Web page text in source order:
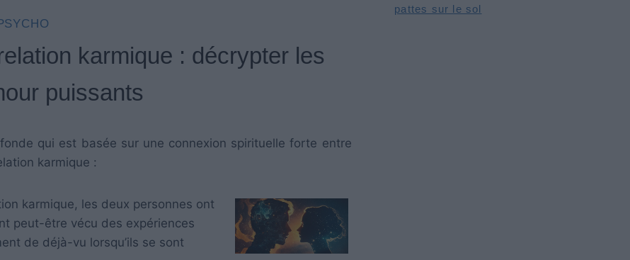
karmique : décrypter les
puissants
qui est basée sur une connexion spirituelle forte entre
karmique :
karmique, les deux personnes ont
peut-être vécu des expériences
de déjà-vu lorsqu’ils se sont
pattes sur le sol